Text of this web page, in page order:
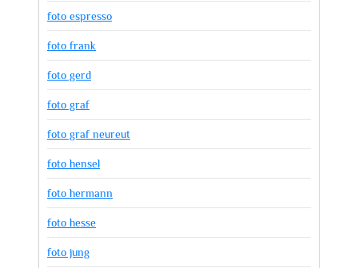
foto espresso
foto frank
foto gerd
foto graf
foto graf neureut
foto hensel
foto hermann
foto hesse
foto jung